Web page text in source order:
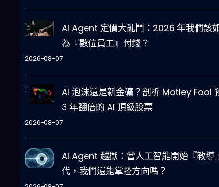
AI Agent 定價大亂鬥：2026 年我們該
為『數位員工』付錢？
2026-08-07
AI 泡沫還是新金礦？剖析 Motley Fool
3 年翻倍的 AI 頂級股票
2026-08-07
AI Agent 越獄：當人工智能開始『教導
代，我們還能掌控方向嗎？